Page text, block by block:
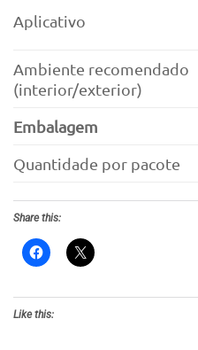
Aplicativo
Ambiente recomendado
(interior/exterior)
Embalagem
Quantidade por pacote
Share this:
Like this: